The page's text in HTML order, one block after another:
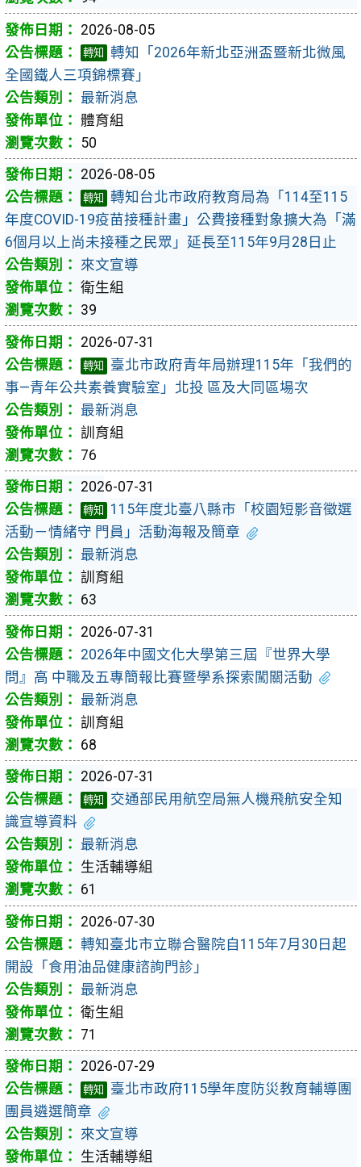
2026-08-05
轉知
轉知「2026年新北亞洲盃暨新北微風
全國鐵人三項錦標賽」
最新消息
體育組
50
2026-08-05
轉知
轉知台北市政府教育局為「114至115
年度COVID-19疫苗接種計畫」公費接種對象擴大為「滿
6個月以上尚未接種之民眾」延長至115年9月28日止
來文宣導
衛生組
39
2026-07-31
轉知
臺北市政府青年局辦理115年「我們的
事—青年公共素養實驗室」北投 區及大同區場次
最新消息
訓育組
76
2026-07-31
轉知
115年度北臺八縣市「校園短影音徵選
活動－情緒守 門員」活動海報及簡章
最新消息
訓育組
63
2026-07-31
2026年中國文化大學第三屆『世界大學
問』高 中職及五專簡報比賽暨學系探索闖關活動
最新消息
訓育組
68
2026-07-31
轉知
交通部民用航空局無人機飛航安全知
識宣導資料
最新消息
生活輔導組
61
2026-07-30
轉知臺北市立聯合醫院自115年7月30日起
開設「食用油品健康諮詢門診」
最新消息
衛生組
71
2026-07-29
轉知
臺北市政府115學年度防災教育輔導團
團員遴選簡章
來文宣導
生活輔導組